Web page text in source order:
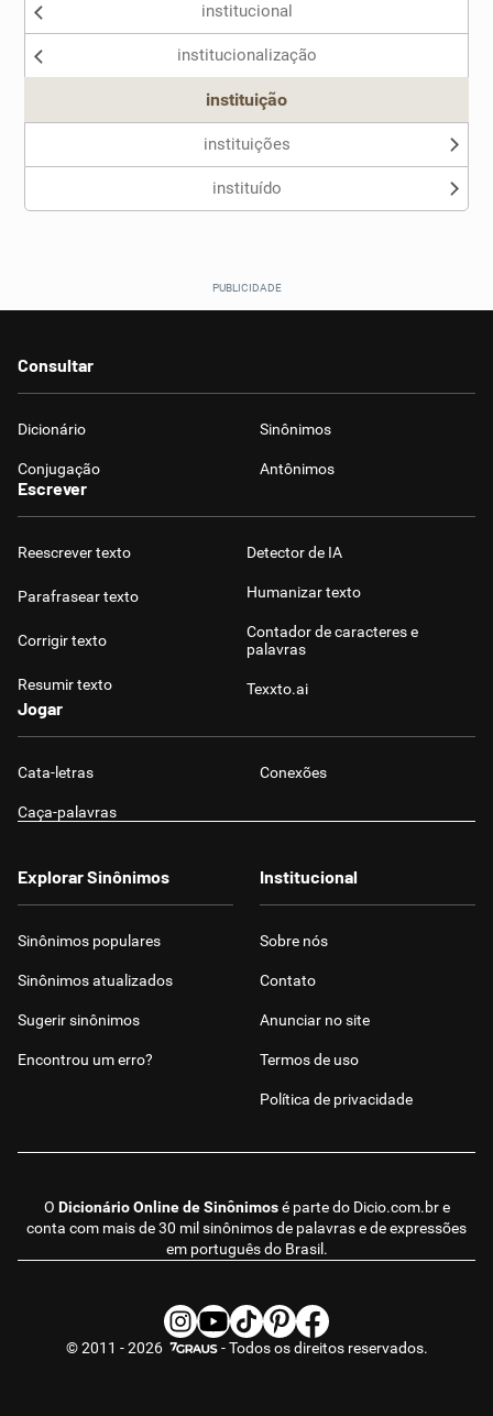
institucional
institucionalização
instituição
instituições
instituído
Consultar
Dicionário Sinônimos
Conjugação Antônimos
Escrever
Reescrever texto
Parafrasear texto
Corrigir texto
Resumir texto
Detector de IA
Humanizar texto
Contador de caracteres e
palavras
Texxto.ai
Jogar
Cata-letras Conexões
Caça-palavras
O Dicionário Online de Sinônimosé parte do Dicio.com.bre
conta com mais de 30 mil sinônimos de palavras e de expressões
em português do Brasil.
Explorar Sinônimos
Sinônimos populares
Sinônimos atualizados
Sugerir sinônimos
Encontrou um erro?
Institucional
Sobre nós
Contato
Anunciar no site
Termos de uso
Política de privacidade
© 2011 - 2026 - Todos os direitos reservados.